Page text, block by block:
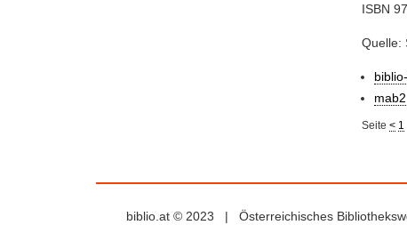
ISBN
Quelle:
mab2
Seite< 1
biblio.at © 2023 | Österreichisches